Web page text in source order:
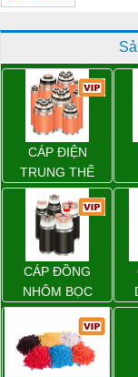
CÁP ĐIỆN
TRUNG THẾ
CÁP ĐỒNG
NHÔM BỌC